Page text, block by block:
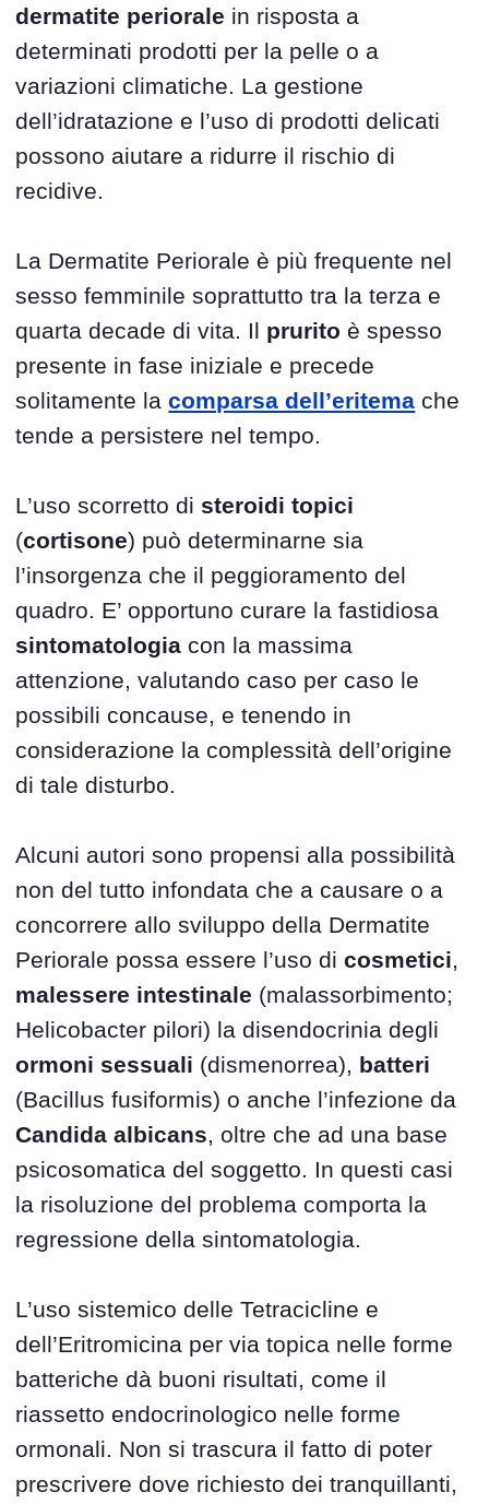
dermatite periorale in risposta a
determinati prodotti per la pelle o a
variazioni climatiche. La gestione
dell’idratazione e l’uso di prodotti delicati
possono aiutare a ridurre il rischio di
recidive.
La Dermatite Periorale è più frequente nel
sesso femminile soprattutto tra la terza e
quarta decade di vita. Il prurito è spesso
presente in fase iniziale e precede
solitamente lacomparsa dell’eritema che
tende a persistere nel tempo.
L’uso scorretto di steroidi topici
(cortisone) può determinarne sia
l’insorgenza che il peggioramento del
quadro. E’ opportuno curare la fastidiosa
sintomatologia con la massima
attenzione, valutando caso per caso le
possibili concause, e tenendo in
considerazione la complessità dell’origine
di tale disturbo.
Alcuni autori sono propensi alla possibilità
non del tutto infondata che a causare o a
concorrere allo sviluppo della Dermatite
Periorale possa essere l’uso dicosmetici
malessere intestinale (malassorbimento;
Helicobacter pilori) la disendocrinia degli
ormoni sessuali (dismenorrea), batteri
(Bacillus fusiformis) o anche l’infezione da
Candida albicans , oltre che ad una base
psicosomatica del soggetto. In questi casi
la risoluzione del problema comporta la
regressione della sintomatologia.
L’uso sistemico delle Tetracicline e
dell’Eritromicina per via topica nelle forme
batteriche dà buoni risultati, come il
riassetto endocrinologico nelle forme
ormonali. Non si trascura il fatto di poter
prescrivere dove richiesto dei tranquillanti,